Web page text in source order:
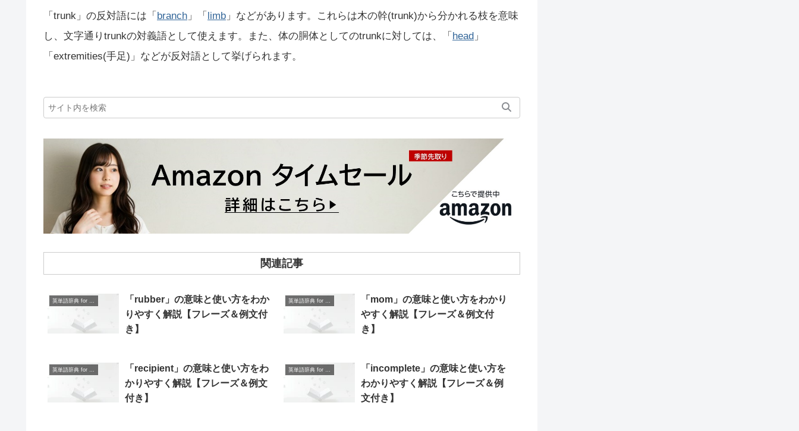
「trunk」の反対語には「 branch 」「 limb 」などがあります。これらは木の幹(trunk)から分かれる枝を意味
し、文字通りtrunkの対義語として使えます。また、体の胴体としてのtrunkに対しては、「 head 」
「extremities(手足)」などが反対語として挙げられます。
関連記事
「rubber」の意味と使い方をわか
りやすく解説【フレーズ＆例文付
き】
「mom」の意味と使い方をわかり
やすく解説【フレーズ＆例文付
き】
「recipient」の意味と使い方をわ
かりやすく解説【フレーズ＆例文
付き】
「incomplete」の意味と使い方を
わかりやすく解説【フレーズ＆例
文付き】